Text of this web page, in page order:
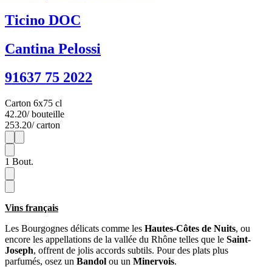
Ticino DOC
Cantina Pelossi
91637 75 2022
Carton 6x75 cl
42.20/ bouteille
253.20/ carton
1
1 Bout.
Vins français
Les Bourgognes délicats comme les Hautes-Côtes de Nuits, ou
encore les appellations de la vallée du Rhône telles que le Saint-
Joseph, offrent de jolis accords subtils. Pour des plats plus
parfumés, osez un Bandol ou un Minervois.